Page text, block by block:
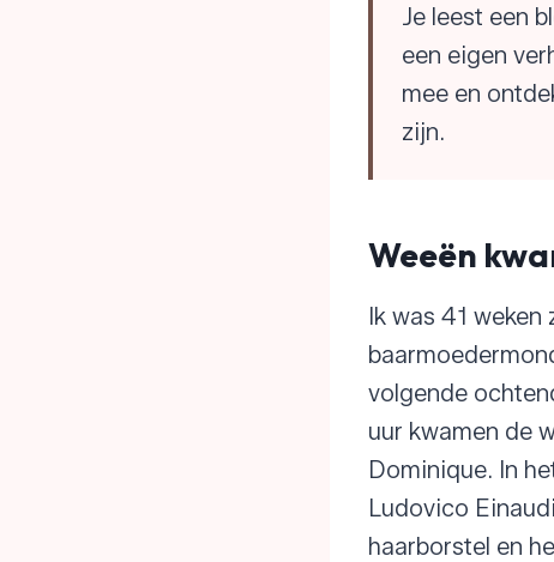
Je leest een
een eigen
mee en
zijn.
Weeën
Ik was 41
volgende
uur kwamen de
Dominique. In
Ludovico
haarborstel en